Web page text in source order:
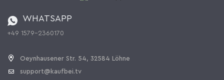
WHATSAPP
+49 1579-2360170
Oeynhausener Str. 54, 32584 Löhne
support@kaufbei.tv